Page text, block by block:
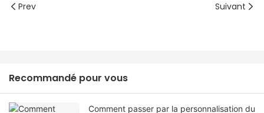
Prev Suivant
Recommandé pour vous
Comment passer par la personnalisation du